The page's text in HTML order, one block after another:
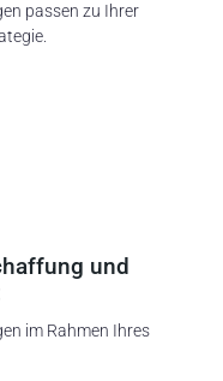
passen zu Ihrer
und
im Rahmen Ihres